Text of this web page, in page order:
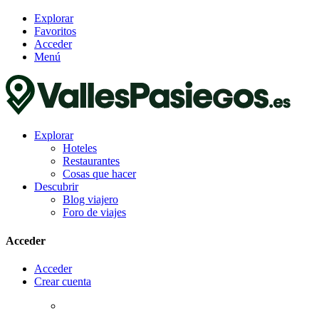
Explorar
Favoritos
Acceder
Menú
Explorar
Hoteles
Restaurantes
Cosas que hacer
Descubrir
Blog viajero
Foro de viajes
Acceder
Acceder
Crear cuenta